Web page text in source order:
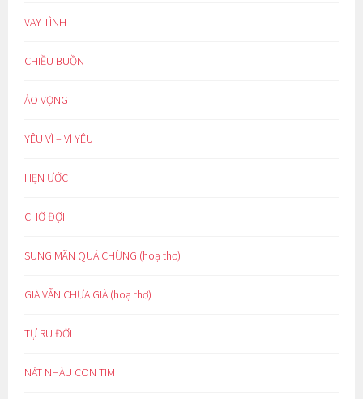
VAY TÌNH
CHIỀU BUỒN
ẢO VỌNG
YÊU VÌ – VÌ YÊU
HẸN ƯỚC
CHỜ ĐỢI
SUNG MÃN QUÁ CHỪNG (hoạ thơ)
GIÀ VẪN CHƯA GIÀ (hoạ thơ)
TỰ RU ĐỜI
NÁT NHÀU CON TIM